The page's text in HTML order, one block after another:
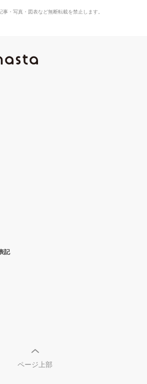
・写真・図表など無断転載を禁止します。
記
ページ上部